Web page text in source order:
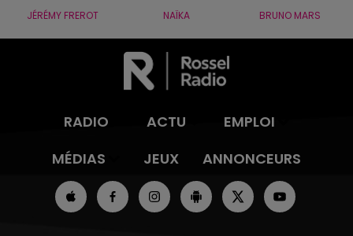
JÉRÉMY FREROT NAÏKA BRUNO MARS
RADIO ACTU
EMPLOI
MÉDIAS
JEUX ANNONCEURS